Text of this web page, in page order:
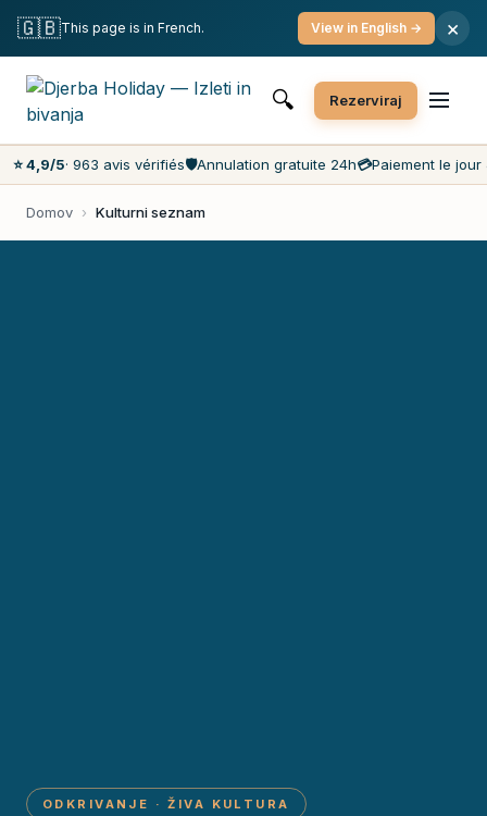
Brezplačna odpoved
Plačilo na dan dogodka
Najnižje cene na trgu
Strežba za stranke 7 dni v tednu
🔍 Rezerviraj
⭐ 4,9/5· 963 avis vérifiés🛡️Annulation gratuite 24h💳Paiement le jour
Domov › Kulturni seznam
ODKRIVANJE · ŽIVA KULTURA
🇬🇧This page is in French. View in English → ×